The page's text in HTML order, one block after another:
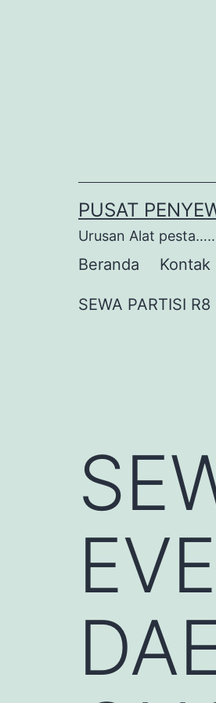
PUSAT
Urusan Alat
Beranda Kontak
SEWA PARTISI R8